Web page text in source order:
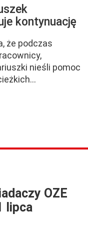
kontynuację
że podczas
nieśli pomoc
OZE
lipca